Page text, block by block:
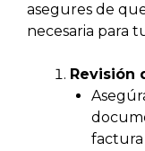
asegures de
necesaria para
Revisión
factura